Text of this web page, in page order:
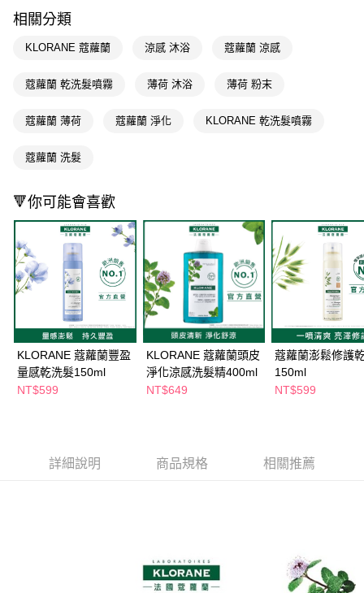
【關於「AFTEE先享後付」】
便利好安心！
２．便利：只要手機號碼，簡訊認證，即可結帳。
【「AFTEE先享後付」結帳流程】
結帳頁面，進行簡訊認證並確認金額後，即可完成結帳。
ATM／網路銀行／等多元方式進行付款，方視為交易完成。
購買商品的店家。未經商家同意取消之訂單仍視為有效，需透過AFTEE先享
後付繳納相關費用。
※ 交易是否成功請以「AFTEE先享後付 」之結帳頁面顯示為準，若有關於
是否繳費成功／繳費後需取消欲退款等相關疑問，請聯繫「AFTEE先享後付
客戶支援中心」
https://netprotections.freshdesk.com/support/home
【注意事項】
１．透過由恩沛科技股份有限公司提供之「AFTEE先享後付」服務完成之交
易，需依本服務之必要範圍內提供個人資料，並將交易相關給付款項請求債
權轉讓予恩沛科技股份有限公司。
２．關於個人資料處理事宜，請瀏覽以下網址：
https://aftee.tw/terms/#terms3
時審查核予不同之上限額度；若仍有額度不足之情形，本公司將視審查結果
每筆NT$65，滿NT$390(含以上)免運費
付款後全家取貨
萊爾富取貨付款
每筆NT$65，滿NT$490(含以上)免運費
付款後萊爾富取貨
每筆NT$65，滿NT$490(含以上)免運費
7-11取貨付款
每筆NT$65，滿NT$490(含以上)免運費
付款後7-11取貨
每筆NT$65，滿NT$490(含以上)免運費
付款後寶雅門市自取(由倉庫統一出貨)
相關分類
KLORANE 蔻蘿蘭 涼感 沐浴 蔻蘿蘭 涼感
蔻蘿蘭 乾洗髮噴霧 薄荷 沐浴 薄荷 粉末
蔻蘿蘭 薄荷 蔻蘿蘭 淨化 KLORANE 乾洗髮噴霧
蔻蘿蘭 洗髮
🔻你可能會喜歡
KLORANE 蔻蘿蘭豐盈
量感乾洗髮150ml
NT$599
KLORANE 蔻蘿蘭頭皮
淨化涼感洗髮精400ml
NT$649
蔻蘿蘭澎鬆修護
150ml
NT$599
詳細說明 商品規格 相關推薦